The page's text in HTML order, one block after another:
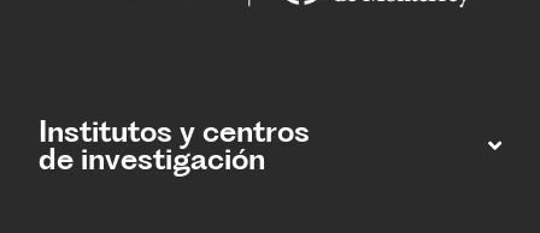
Institutos y centros
de investigación